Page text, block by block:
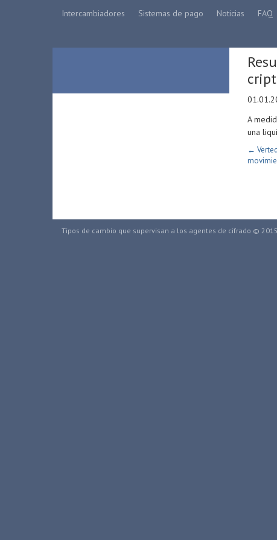
Intercambiadores Sistemas de pago Noticias FAQ
A
una
←
Tipos de cambio que supervisan a los agentes de cifrado ©